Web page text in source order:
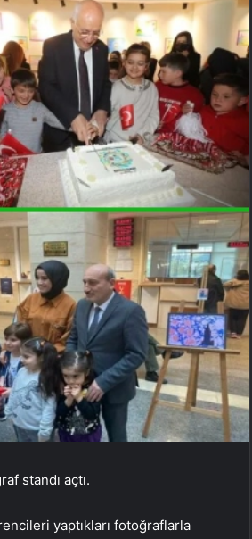
standı açtı.
yaptıkları fotoğraflarla